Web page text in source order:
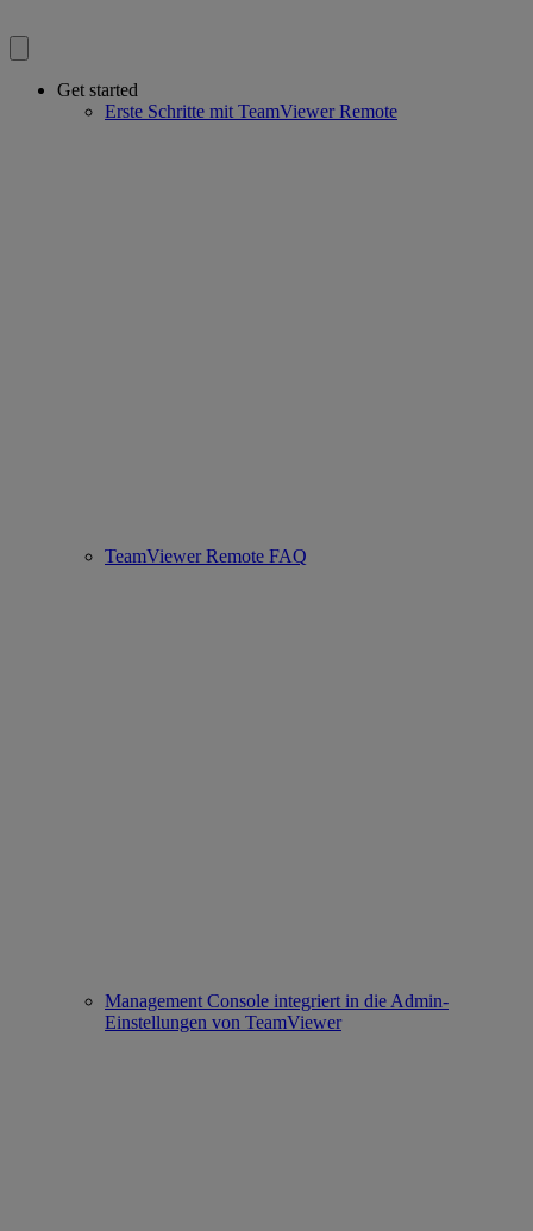
Get started
Erste Schritte mit TeamViewer Remote
TeamViewer Remote FAQ
Management Console integriert in die Admin-
Einstellungen von TeamViewer